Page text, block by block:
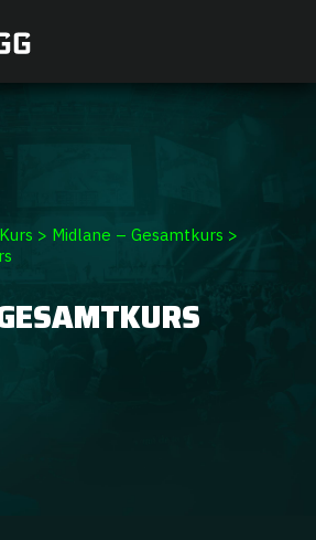
Course
> Midlane – Gesamtkurs >